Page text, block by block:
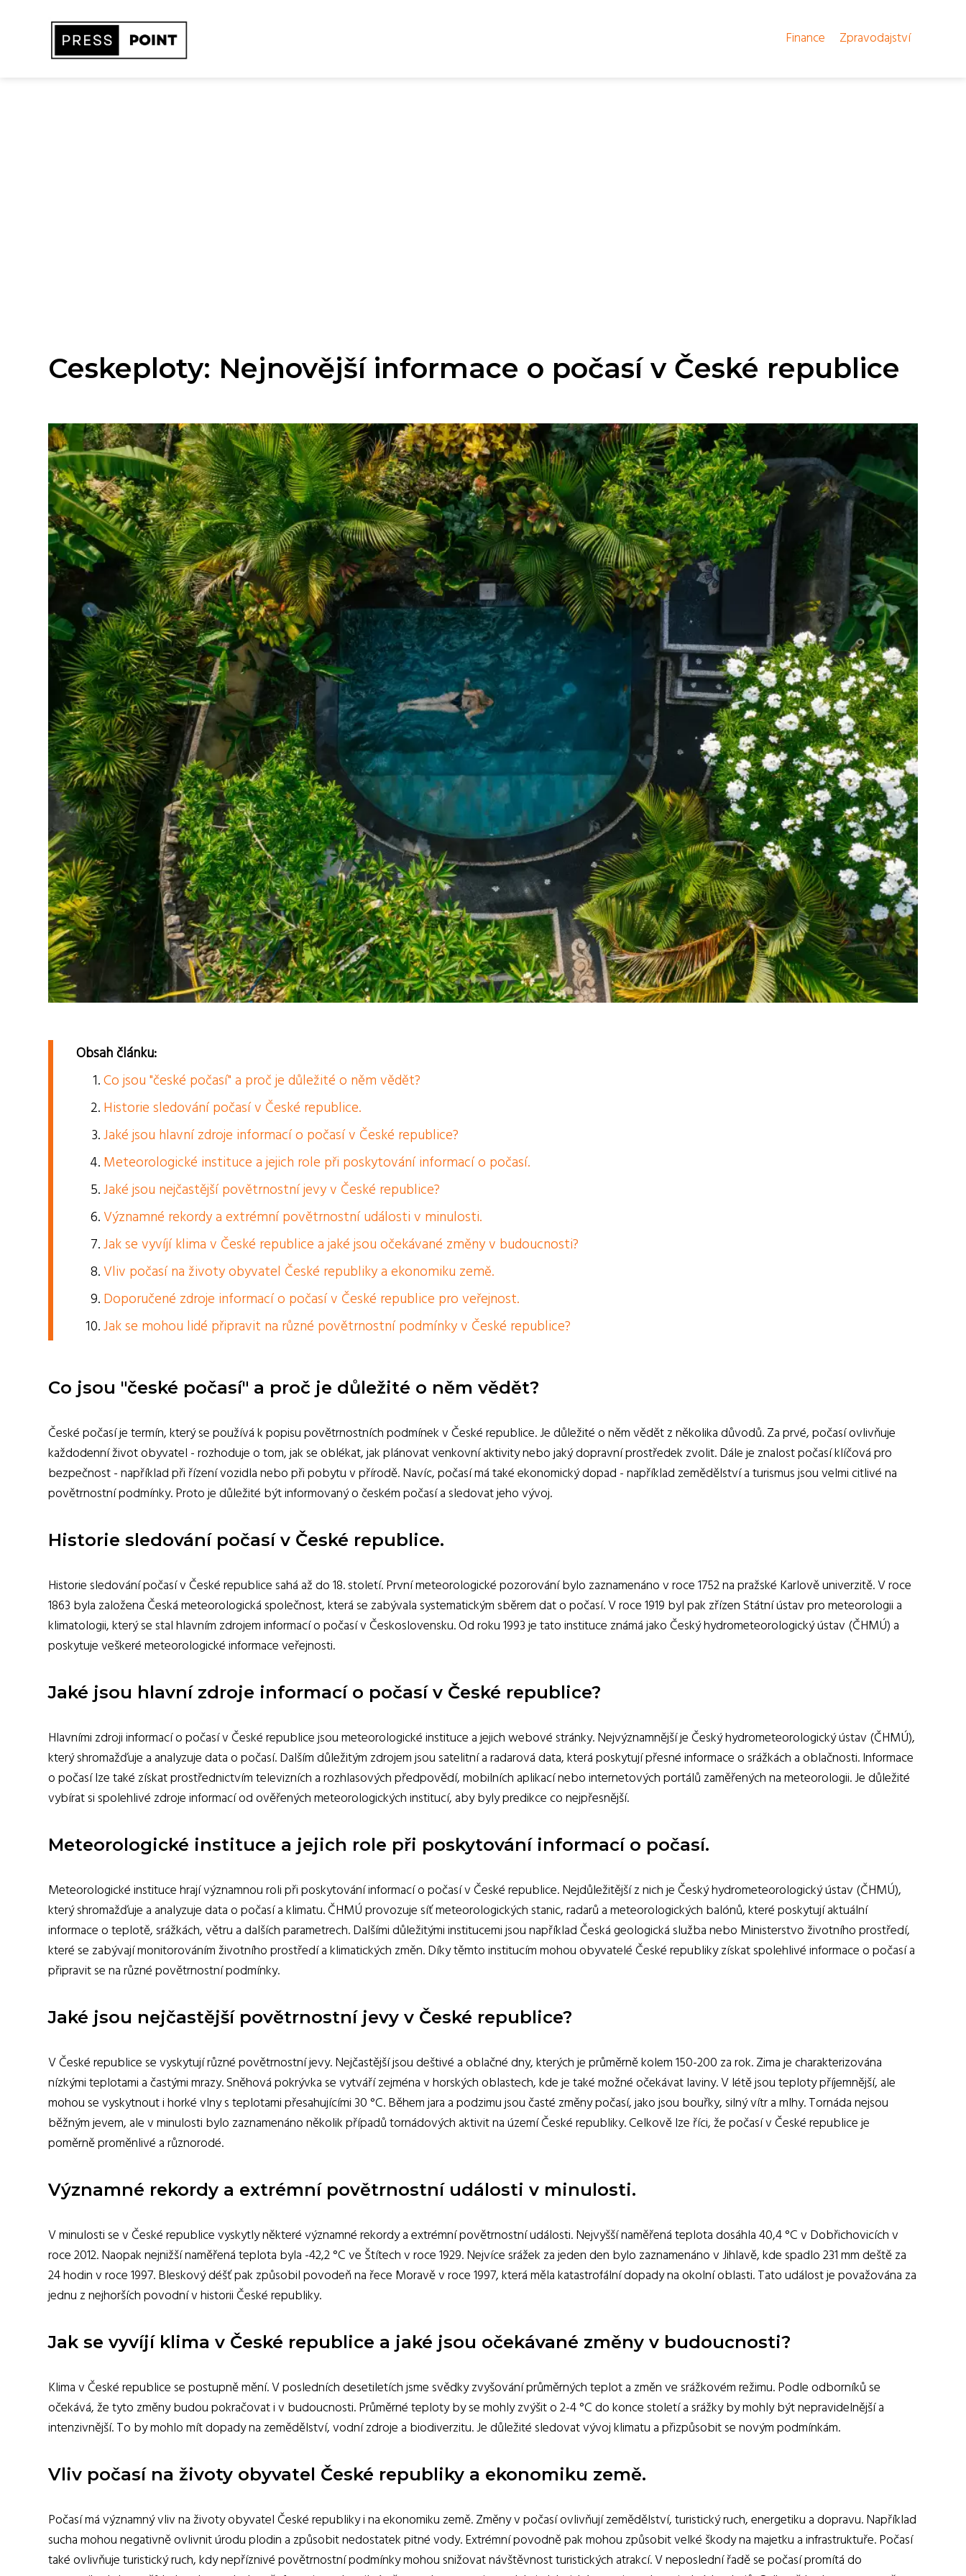
Finance Zpravodajství
Ceskeploty: Nejnovější informace o počasí v České republice
Obsah článku:
Co jsou "české počasí" a proč je důležité o něm vědět?
Historie sledování počasí v České republice.
Jaké jsou hlavní zdroje informací o počasí v České republice?
Meteorologické instituce a jejich role při poskytování informací o počasí.
Jaké jsou nejčastější povětrnostní jevy v České republice?
Významné rekordy a extrémní povětrnostní události v minulosti.
Jak se vyvíjí klima v České republice a jaké jsou očekávané změny v budoucnosti?
Vliv počasí na životy obyvatel České republiky a ekonomiku země.
Doporučené zdroje informací o počasí v České republice pro veřejnost.
Jak se mohou lidé připravit na různé povětrnostní podmínky v České republice?
Co jsou "české počasí" a proč je důležité o něm vědět?
České počasí je termín, který se používá k popisu povětrnostních podmínek v České republice. Je důležité o něm vědět z několika důvodů. Za prvé, počasí ovlivňuje
každodenní život obyvatel - rozhoduje o tom, jak se oblékat, jak plánovat venkovní aktivity nebo jaký dopravní prostředek zvolit. Dále je znalost počasí klíčová pro
bezpečnost - například při řízení vozidla nebo při pobytu v přírodě. Navíc, počasí má také ekonomický dopad - například zemědělství a turismus jsou velmi citlivé na
povětrnostní podmínky. Proto je důležité být informovaný o českém počasí a sledovat jeho vývoj.
Historie sledování počasí v České republice.
Historie sledování počasí v České republice sahá až do 18. století. První meteorologické pozorování bylo zaznamenáno v roce 1752 na pražské Karlově univerzitě. V roce
1863 byla založena Česká meteorologická společnost, která se zabývala systematickým sběrem dat o počasí. V roce 1919 byl pak zřízen Státní ústav pro meteorologii a
klimatologii, který se stal hlavním zdrojem informací o počasí v Československu. Od roku 1993 je tato instituce známá jako Český hydrometeorologický ústav (ČHMÚ) a
poskytuje veškeré meteorologické informace veřejnosti.
Jaké jsou hlavní zdroje informací o počasí v České republice?
Hlavními zdroji informací o počasí v České republice jsou meteorologické instituce a jejich webové stránky. Nejvýznamnější je Český hydrometeorologický ústav (ČHMÚ),
který shromažďuje a analyzuje data o počasí. Dalším důležitým zdrojem jsou satelitní a radarová data, která poskytují přesné informace o srážkách a oblačnosti. Informace
o počasí lze také získat prostřednictvím televizních a rozhlasových předpovědí, mobilních aplikací nebo internetových portálů zaměřených na meteorologii. Je důležité
vybírat si spolehlivé zdroje informací od ověřených meteorologických institucí, aby byly predikce co nejpřesnější.
Meteorologické instituce a jejich role při poskytování informací o počasí.
Meteorologické instituce hrají významnou roli při poskytování informací o počasí v České republice. Nejdůležitější z nich je Český hydrometeorologický ústav (ČHMÚ),
který shromažďuje a analyzuje data o počasí a klimatu. ČHMÚ provozuje síť meteorologických stanic, radarů a meteorologických balónů, které poskytují aktuální
informace o teplotě, srážkách, větru a dalších parametrech. Dalšími důležitými institucemi jsou například Česká geologická služba nebo Ministerstvo životního prostředí,
které se zabývají monitorováním životního prostředí a klimatických změn. Díky těmto institucím mohou obyvatelé České republiky získat spolehlivé informace o počasí a
připravit se na různé povětrnostní podmínky.
Jaké jsou nejčastější povětrnostní jevy v České republice?
V České republice se vyskytují různé povětrnostní jevy. Nejčastější jsou deštivé a oblačné dny, kterých je průměrně kolem 150-200 za rok. Zima je charakterizována
nízkými teplotami a častými mrazy. Sněhová pokrývka se vytváří zejména v horských oblastech, kde je také možné očekávat laviny. V létě jsou teploty příjemnější, ale
mohou se vyskytnout i horké vlny s teplotami přesahujícími 30 °C. Během jara a podzimu jsou časté změny počasí, jako jsou bouřky, silný vítr a mlhy. Tornáda nejsou
běžným jevem, ale v minulosti bylo zaznamenáno několik případů tornádových aktivit na území České republiky. Celkově lze říci, že počasí v České republice je
poměrně proměnlivé a různorodé.
Významné rekordy a extrémní povětrnostní události v minulosti.
V minulosti se v České republice vyskytly některé významné rekordy a extrémní povětrnostní události. Nejvyšší naměřená teplota dosáhla 40,4 °C v Dobřichovicích v
roce 2012. Naopak nejnižší naměřená teplota byla -42,2 °C ve Štítech v roce 1929. Nejvíce srážek za jeden den bylo zaznamenáno v Jihlavě, kde spadlo 231 mm deště za
24 hodin v roce 1997. Bleskový déšť pak způsobil povodeň na řece Moravě v roce 1997, která měla katastrofální dopady na okolní oblasti. Tato událost je považována za
jednu z nejhorších povodní v historii České republiky.
Jak se vyvíjí klima v České republice a jaké jsou očekávané změny v budoucnosti?
Klima v České republice se postupně mění. V posledních desetiletích jsme svědky zvyšování průměrných teplot a změn ve srážkovém režimu. Podle odborníků se
očekává, že tyto změny budou pokračovat i v budoucnosti. Průměrné teploty by se mohly zvýšit o 2-4 °C do konce století a srážky by mohly být nepravidelnější a
intenzivnější. To by mohlo mít dopady na zemědělství, vodní zdroje a biodiverzitu. Je důležité sledovat vývoj klimatu a přizpůsobit se novým podmínkám.
Vliv počasí na životy obyvatel České republiky a ekonomiku země.
Počasí má významný vliv na životy obyvatel České republiky i na ekonomiku země. Změny v počasí ovlivňují zemědělství, turistický ruch, energetiku a dopravu. Například
sucha mohou negativně ovlivnit úrodu plodin a způsobit nedostatek pitné vody. Extrémní povodně pak mohou způsobit velké škody na majetku a infrastruktuře. Počasí
také ovlivňuje turistický ruch, kdy nepříznivé povětrnostní podmínky mohou snižovat návštěvnost turistických atrakcí. V neposlední řadě se počasí promítá do